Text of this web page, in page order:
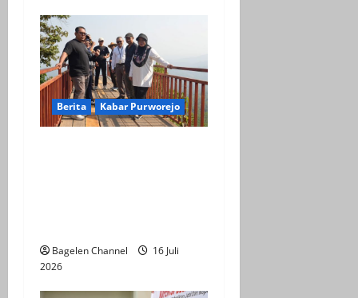
Berita Kabar Purworejo
Bagelen Channel
16 Juli
2026